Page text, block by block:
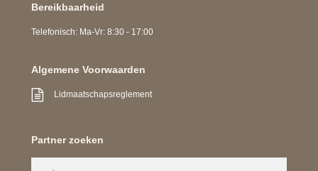
Bereikbaarheid
Telefonisch: Ma-Vr: 8:30 - 17:00
Algemene Voorwaarden
Lidmaatschapsreglement
Partner zoeken